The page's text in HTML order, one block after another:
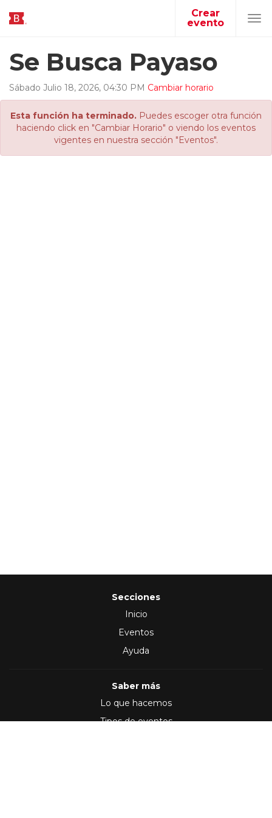
Crear
evento
Se Busca Payaso
Sábado Julio 18, 2026, 04:30 PM Cambiar horario
Esta función ha terminado. Puedes escoger otra función
haciendo click en "Cambiar Horario" o viendo los eventos
vigentes en nuestra sección "Eventos".
Secciones
Inicio
Eventos
Ayuda
Saber más
Lo que hacemos
Tipos de eventos